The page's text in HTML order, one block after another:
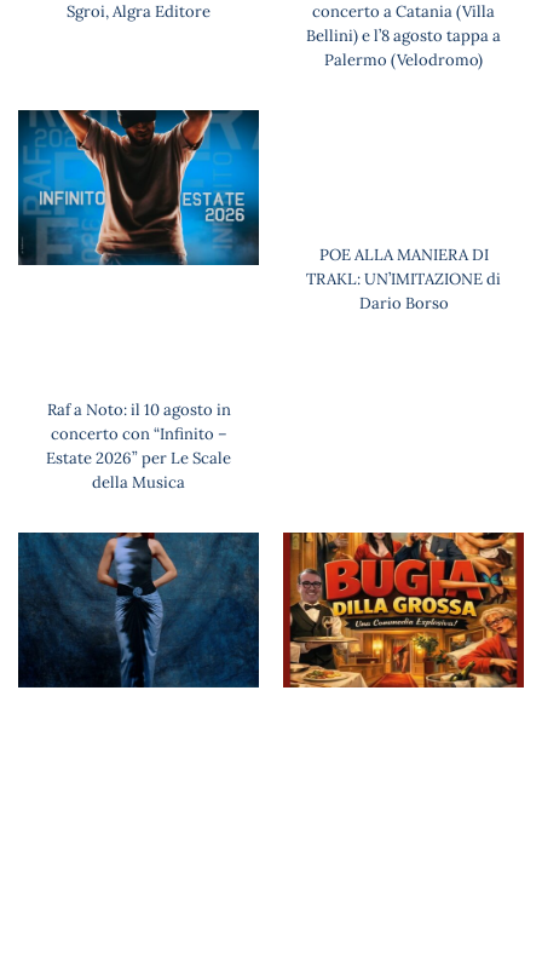
Sgroi, Algra Editore
concerto a Catania (Villa
Bellini) e l’8 agosto tappa a
Palermo (Velodromo)
Raf a Noto: il 10 agosto in
concerto con “Infinito –
Estate 2026” per Le Scale
della Musica
POE ALLA MANIERA DI
TRAKL: UN’IMITAZIONE di
Dario Borso